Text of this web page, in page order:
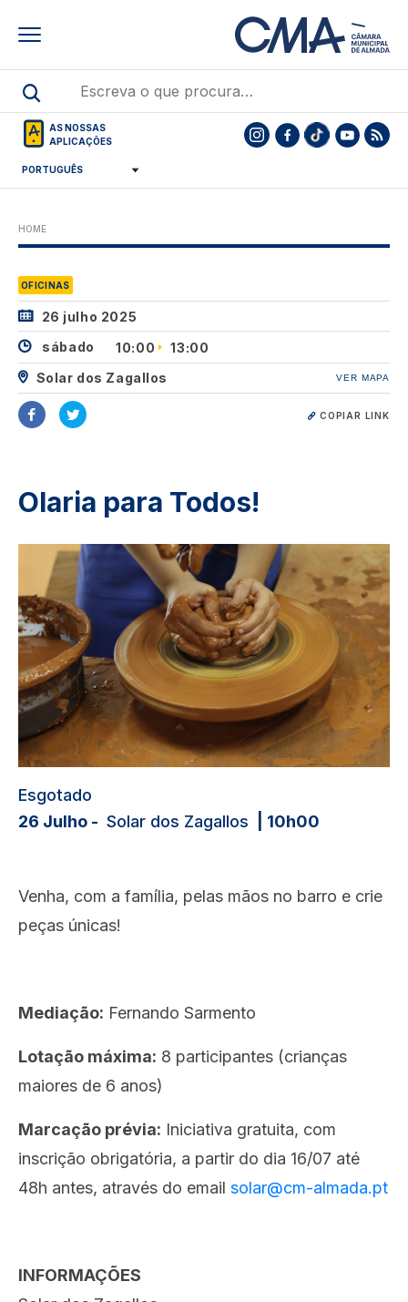
AS NOSSAS
APLICAÇÕES
HOME
OFICINAS
26 julho 2025
sábado
10:00
13:00
Solar dos Zagallos
VER MAPA
COPIAR LINK
Olaria para Todos!
Image
Esgotado
26 Julho - Solar dos Zagallos | 10h00
Venha, com a família, pelas mãos no barro e crie
peças únicas!
Mediação: Fernando Sarmento
Lotação máxima: 8 participantes (crianças
maiores de 6 anos)
Marcação prévia: Iniciativa gratuita, com
inscrição obrigatória, a partir do dia 16/07 até
48h antes, através do email solar@cm-almada.pt
INFORMAÇÕES